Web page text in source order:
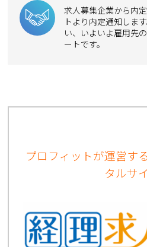
求人募集企業から内
トより内定通知しま
い、いよいよ雇用先
ートです。
プロフィットが運営す
タルサ